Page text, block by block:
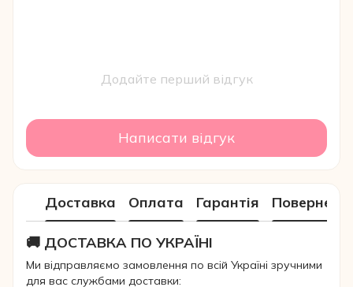
Додайте перший відгук
Написати відгук
Доставка Оплата Гарантія
🚚 ДОСТАВКА ПО УКРАЇНІ
Ми відправляємо замовлення по всій Україні зручними
для вас службами доставки: